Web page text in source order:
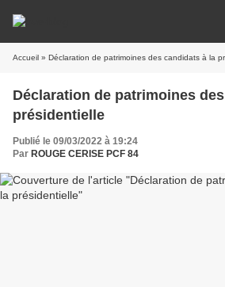
Accueil » Déclaration de patrimoines des candidats à la
Déclaration de patrimoines
présidentielle
Publié le 09/03/2022 à 19:24
Par ROUGE CERISE PCF 84